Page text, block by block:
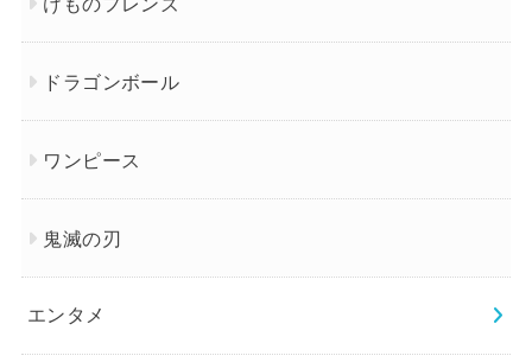
ドラゴンボール
ワンピース
鬼滅の刃
エンタメ